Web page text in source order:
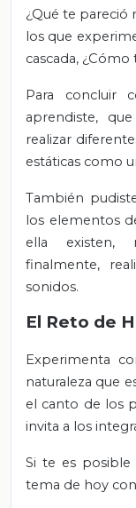
¿Qué te pareció
los que
cascada, ¿Cómo
Para concluir
aprendiste,
realizar
estáticas como
También
los elementos
ella existen,
finalmente,
sonidos.
El Reto de
Experimenta
naturaleza que
el canto de los
invita a los
Si te es
tema de hoy